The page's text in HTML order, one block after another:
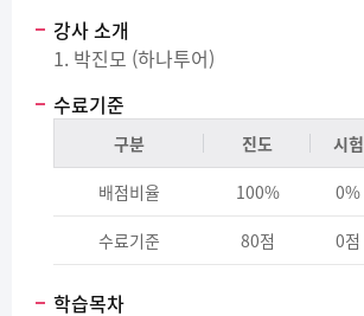
강사 소개
1. 박진모 (하나투어)
수료기준
구분 진도 시험
배점비율 100% 0%
수료기준 80점 0점
학습목차